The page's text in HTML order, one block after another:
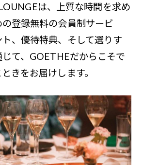
は、上質な時間を求め
登録無料の会員制サービ
、優待特典、そして選りす
て、GOETHEだからこそで
きをお届けします。